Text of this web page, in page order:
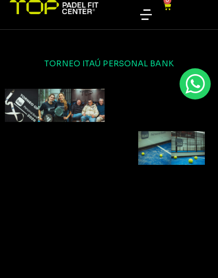
TORNEO ITAÚ PERSONAL BANK